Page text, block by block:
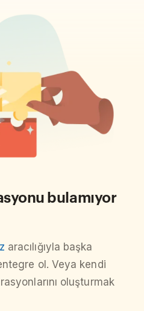
bulamıyor
aracılığıyla başka
ol. Veya kendi
oluşturmak